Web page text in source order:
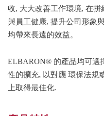
收, 大大改善工作環境, 在
與員工健康, 提升公司形象
均帶來長遠的效益。
ELBARON® 的產品均可選
性的擴充, 以對應 環保法規
上取得最佳化.